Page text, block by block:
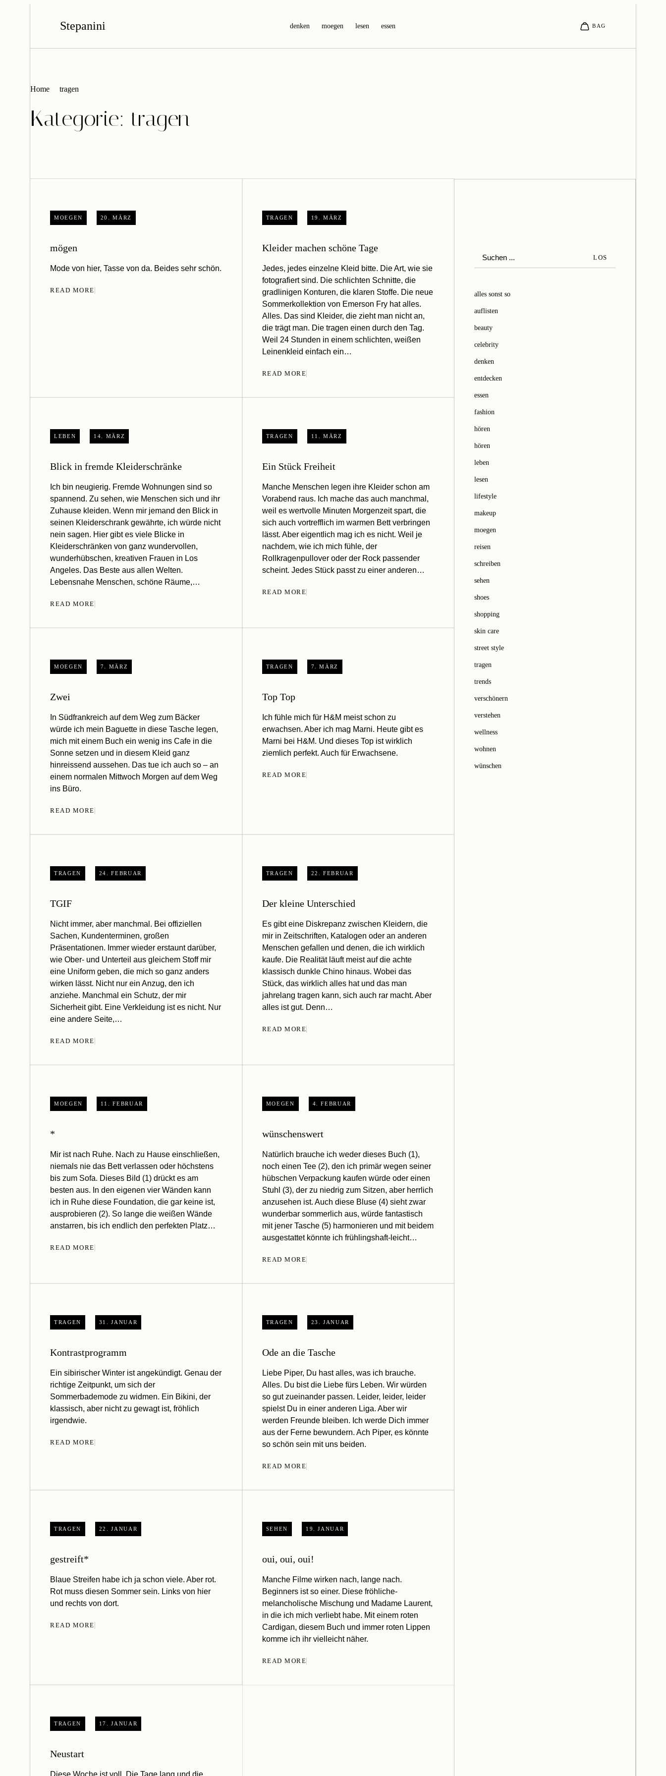
Stepanini denken moegen lesen essen
Home tragen
Kategorie: tragen
20. MÄRZ
MOEGEN
mögen
Mode von hier, Tasse von da. Beides sehr schön.
READ MORE
19. MÄRZ
TRAGEN
Kleider machen schöne Tage
Jedes, jedes einzelne Kleid bitte. Die Art, wie sie
fotografiert sind. Die schlichten Schnitte, die
gradlinigen Konturen, die klaren Stoffe. Die neue
Sommerkollektion von Emerson Fry hat alles.
Alles. Das sind Kleider, die zieht man nicht an,
die trägt man. Die tragen einen durch den Tag.
Weil 24 Stunden in einem schlichten, weißen
Leinenkleid einfach ein…
READ MORE
14. MÄRZ
LEBEN
Blick in fremde Kleiderschränke
Ich bin neugierig. Fremde Wohnungen sind so
spannend. Zu sehen, wie Menschen sich und ihr
Zuhause kleiden. Wenn mir jemand den Blick in
seinen Kleiderschrank gewährte, ich würde nicht
nein sagen. Hier gibt es viele Blicke in
Kleiderschränken von ganz wundervollen,
wunderhübschen, kreativen Frauen in Los
Angeles. Das Beste aus allen Welten.
Lebensnahe Menschen, schöne Räume,…
READ MORE
11. MÄRZ
TRAGEN
Ein Stück Freiheit
Manche Menschen legen ihre Kleider schon am
Vorabend raus. Ich mache das auch manchmal,
weil es wertvolle Minuten Morgenzeit spart, die
sich auch vortrefflich im warmen Bett verbringen
lässt. Aber eigentlich mag ich es nicht. Weil je
nachdem, wie ich mich fühle, der
Rollkragenpullover oder der Rock passender
scheint. Jedes Stück passt zu einer anderen…
READ MORE
7. MÄRZ
MOEGEN
Zwei
In Südfrankreich auf dem Weg zum Bäcker
würde ich mein Baguette in diese Tasche legen,
mich mit einem Buch ein wenig ins Cafe in die
Sonne setzen und in diesem Kleid ganz
hinreissend aussehen. Das tue ich auch so – an
einem normalen Mittwoch Morgen auf dem Weg
ins Büro.
READ MORE
7. MÄRZ
TRAGEN
Top Top
Ich fühle mich für H&M meist schon zu
erwachsen. Aber ich mag Marni. Heute gibt es
Marni bei H&M. Und dieses Top ist wirklich
ziemlich perfekt. Auch für Erwachsene.
READ MORE
24. FEBRUAR
TRAGEN
TGIF
Nicht immer, aber manchmal. Bei offiziellen
Sachen, Kundenterminen, großen
Präsentationen. Immer wieder erstaunt darüber,
wie Ober- und Unterteil aus gleichem Stoff mir
eine Uniform geben, die mich so ganz anders
wirken lässt. Nicht nur ein Anzug, den ich
anziehe. Manchmal ein Schutz, der mir
Sicherheit gibt. Eine Verkleidung ist es nicht. Nur
eine andere Seite,…
READ MORE
22. FEBRUAR
TRAGEN
Der kleine Unterschied
Es gibt eine Diskrepanz zwischen Kleidern, die
mir in Zeitschriften, Katalogen oder an anderen
Menschen gefallen und denen, die ich wirklich
kaufe. Die Realität läuft meist auf die achte
klassisch dunkle Chino hinaus. Wobei das
Stück, das wirklich alles hat und das man
jahrelang tragen kann, sich auch rar macht. Aber
alles ist gut. Denn…
READ MORE
11. FEBRUAR
MOEGEN
*
Mir ist nach Ruhe. Nach zu Hause einschließen,
niemals nie das Bett verlassen oder höchstens
bis zum Sofa. Dieses Bild (1) drückt es am
besten aus. In den eigenen vier Wänden kann
ich in Ruhe diese Foundation, die gar keine ist,
ausprobieren (2). So lange die weißen Wände
anstarren, bis ich endlich den perfekten Platz…
READ MORE
4. FEBRUAR
MOEGEN
wünschenswert
Natürlich brauche ich weder dieses Buch (1),
noch einen Tee (2), den ich primär wegen seiner
hübschen Verpackung kaufen würde oder einen
Stuhl (3), der zu niedrig zum Sitzen, aber herrlich
anzusehen ist. Auch diese Bluse (4) sieht zwar
wunderbar sommerlich aus, würde fantastisch
mit jener Tasche (5) harmonieren und mit beidem
ausgestattet könnte ich frühlingshaft-leicht…
READ MORE
31. JANUAR
TRAGEN
Kontrastprogramm
Ein sibirischer Winter ist angekündigt. Genau der
richtige Zeitpunkt, um sich der
Sommerbademode zu widmen. Ein Bikini, der
klassisch, aber nicht zu gewagt ist, fröhlich
irgendwie.
READ MORE
23. JANUAR
TRAGEN
Ode an die Tasche
Liebe Piper, Du hast alles, was ich brauche.
Alles. Du bist die Liebe fürs Leben. Wir würden
so gut zueinander passen. Leider, leider, leider
spielst Du in einer anderen Liga. Aber wir
werden Freunde bleiben. Ich werde Dich immer
aus der Ferne bewundern. Ach Piper, es könnte
so schön sein mit uns beiden.
READ MORE
22. JANUAR
TRAGEN
gestreift*
Blaue Streifen habe ich ja schon viele. Aber rot.
Rot muss diesen Sommer sein. Links von hier
und rechts von dort.
READ MORE
19. JANUAR
SEHEN
oui, oui, oui!
Manche Filme wirken nach, lange nach.
Beginners ist so einer. Diese fröhliche-
melancholische Mischung und Madame Laurent,
in die ich mich verliebt habe. Mit einem roten
Cardigan, diesem Buch und immer roten Lippen
komme ich ihr vielleicht näher.
READ MORE
17. JANUAR
TRAGEN
Neustart
Diese Woche ist voll. Die Tage lang und die
u
h
LOS
alles sonst so
auflisten
beauty
celebrity
denken
entdecken
essen
fashion
hören
hören
leben
lesen
lifestyle
makeup
moegen
reisen
schreiben
sehen
shoes
shopping
skin care
street style
tragen
trends
verschönern
verstehen
wellness
wohnen
wünschen